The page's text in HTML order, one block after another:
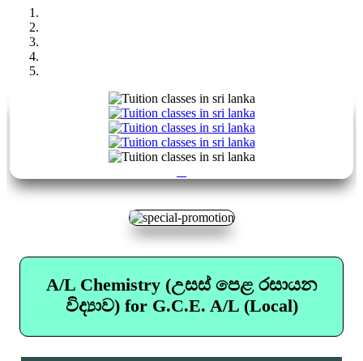
A/L Chemistry (උසස් පෙළ රසායන
විද්‍යාව) for G.C.E. A/L (Local)